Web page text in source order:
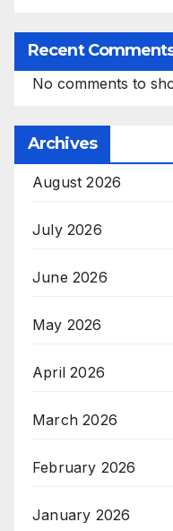
Recent
No comments to
Archives
August 2026
July 2026
June 2026
May 2026
April 2026
March 2026
February 2026
January 2026